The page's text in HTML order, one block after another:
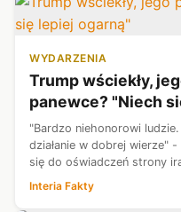
WYDARZENIA
Trump wściekły,
panewce? "Niech
"Bardzo niehonorowi
działanie w dobrej wierze"
się do oświadczeń strony
irańskie medi...
Interia Fakty